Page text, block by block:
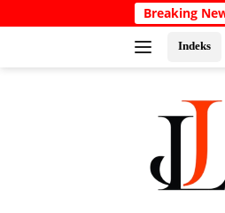
ke
Breaking
Indeks